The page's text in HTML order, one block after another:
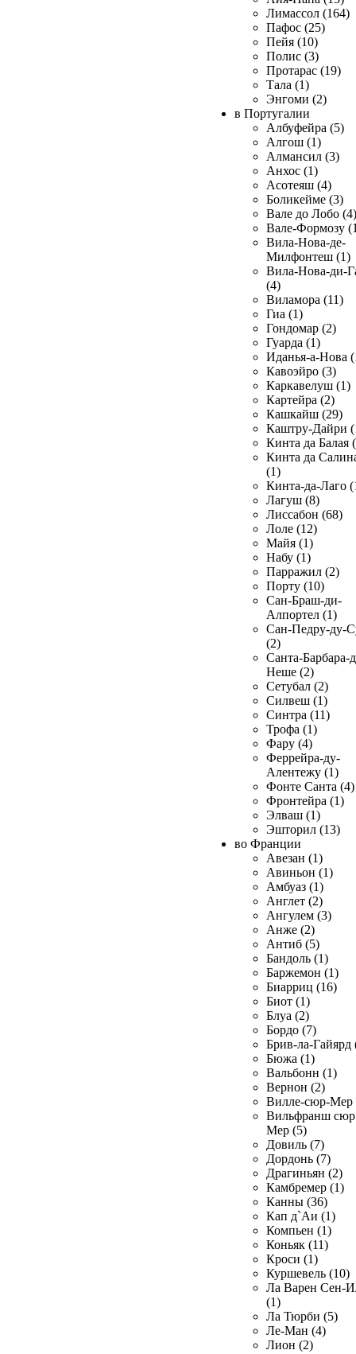
Лимассол (164)
Пафос (25)
Пейя (10)
Полис (3)
Протарас (19)
Тала (1)
Энгоми (2)
в Португалии
Албуфейра (5)
Алгош (1)
Алмансил (3)
Анхос (1)
Асотеяш (4)
Боликейме (3)
Вале до Лобо (4)
Вале-Формозу
Вила-Нова-де-
Милфонтеш (1)
Вила-Нова-ди-
(4)
Виламора (11)
Гиа (1)
Гондомар (2)
Гуарда (1)
Иданья-а-Нова
Кавоэйро (3)
Каркавелуш (1)
Картейра (2)
Кашкайш (29)
Каштру-Дайри
Кинта да Балая
Кинта да
(1)
Кинта-да-Лаго
Лагуш (8)
Лиссабон (68)
Лоле (12)
Майя (1)
Набу (1)
Парражил (2)
Порту (10)
Сан-Браш-ди-
Алпортел (1)
Сан-Педру-ду-
(2)
Санта-Барбара-
Неше (2)
Сетубал (2)
Силвеш (1)
Синтра (11)
Трофа (1)
Фару (4)
Феррейра-ду-
Алентежу (1)
Фонте Санта (4)
Фронтейра (1)
Элваш (1)
Эшторил (13)
во Франции
Авезан (1)
Авиньон (1)
Амбуаз (1)
Англет (2)
Ангулем (3)
Анже (2)
Антиб (5)
Бандоль (1)
Баржемон (1)
Биарриц (16)
Биот (1)
Блуа (2)
Бордо (7)
Брив-ла-Гайярд
Бюжа (1)
Вальбонн (1)
Вернон (2)
Вилле-сюр-Мер
Вильфранш сюр
Мер (5)
Довиль (7)
Дордонь (7)
Драгиньян (2)
Камбремер (1)
Канны (36)
Кап д`Аи (1)
Компьен (1)
Коньяк (11)
Кроси (1)
Куршевель (10)
Ла Варен Сен-
(1)
Ла Тюрби (5)
Ле-Ман (4)
Лион (2)